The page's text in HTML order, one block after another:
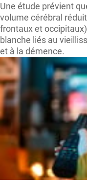
Une étude prévient
volume cérébral
frontaux et
blanche liés au
et à la démence.